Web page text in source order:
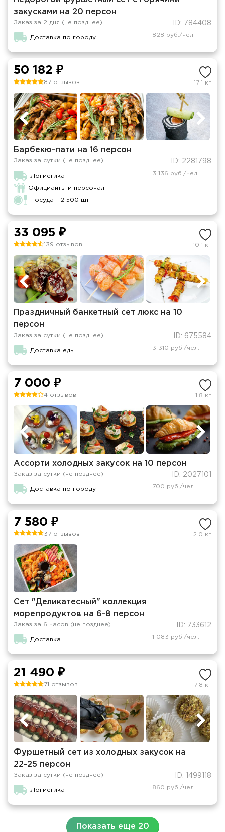
закусками на 20 персон
Заказ за 2 дня (не позднее) ID: 784408
Доставка по городу 828 руб./чел.
50 182 ₽
87 отзывов 17.1 кг
Барбекю-пати на 16 персон
Заказ за сутки (не позднее) ID: 2281798
Логистика
Официанты и персонал
Посуда - 2 500 шт
3 136 руб./чел.
33 095 ₽
139 отзывов 10.1 кг
Праздничный банкетный сет люкс на 10
персон
Заказ за сутки (не позднее) ID: 675584
Доставка еды 3 310 руб./чел.
7 000 ₽
4 отзывов 1.8 кг
Ассорти холодных закусок на 10 персон
Заказ за сутки (не позднее) ID: 2027101
Доставка по городу 700 руб./чел.
7 580 ₽
37 отзывов 2.0 кг
Сет "Деликатесный" коллекция
морепродуктов на 6-8 персон
Заказ за 6 часов (не позднее) ID: 733612
Доставка 1 083 руб./чел.
21 490 ₽
71 отзывов 7.8 кг
Фуршетный сет из холодных закусок на
22-25 персон
Заказ за сутки (не позднее) ID: 1499118
Логистика 860 руб./чел.
Показать еще 20